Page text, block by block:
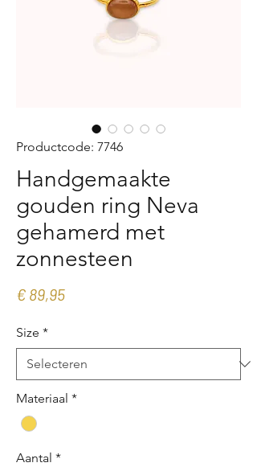
Productcode: 7746
Handgemaakte
gouden ring Neva
gehamerd met
zonnesteen
€ 89,95Prijs
Size *
Materiaal *
Aantal *